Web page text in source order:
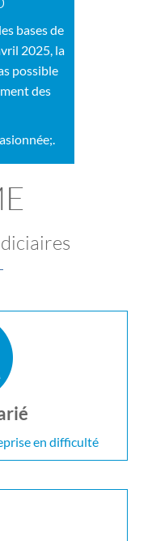
bases de
2025, la
possible
des
en difficulté